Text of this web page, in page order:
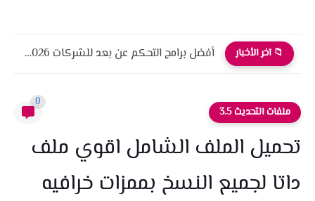
📁 آخر الأخبار أفضل برامج التحكم عن بعد للشركات 2026 أمان، أداء، واحترافية
ملفات التحديث 3.5
0
تحميل الملف الشامل اقوي ملف
داتا لجميع النسخ بممزات خرافيه